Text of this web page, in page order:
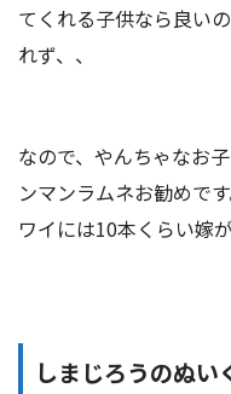
てくれる子供なら良い
れず、、
なので、やんちゃなお
ンマンラムネお勧めで
ワイには10本くらい嫁
しまじろうのぬい